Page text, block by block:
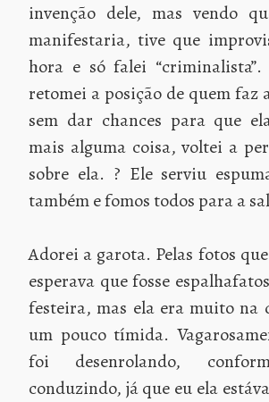
invenção dele, mas vendo
manifestaria, tive que
hora e só falei “criminalista”.
retomei a posição de quem faz
sem dar chances para que
mais alguma coisa, voltei a
sobre ela. ? Ele serviu
também e fomos todos para a
Adorei a garota. Pelas fotos
esperava que fosse
festeira, mas ela era muito na
um pouco tímida.
foi desenrolando,
conduzindo, já que eu ela